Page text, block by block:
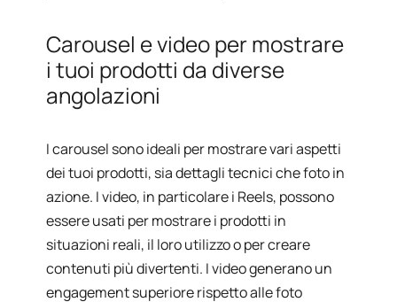
Carousel e video per mostrare
i tuoi prodotti da diverse
angolazioni
I carousel sono ideali per mostrare vari aspetti
dei tuoi prodotti, sia dettagli tecnici che foto in
azione. I video, in particolare i Reels, possono
essere usati per mostrare i prodotti in
situazioni reali, il loro utilizzo o per creare
contenuti più divertenti. I video generano un
engagement superiore rispetto alle foto